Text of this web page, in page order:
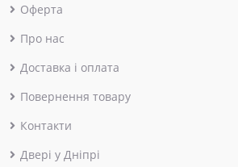
Оферта
Про нас
Доставка і оплата
Повернення товару
Контакти
Двері у Дніпрі